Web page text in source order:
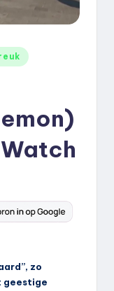
zo
geestige